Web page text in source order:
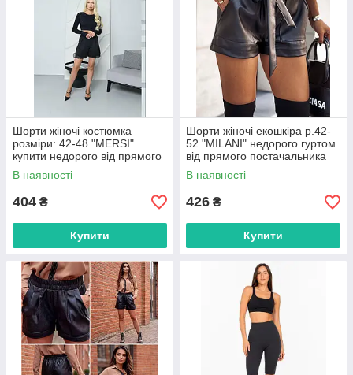
Шорти жіночі костюмка
розміри: 42-48 "MERSI"
купити недорого від прямого
постачальника
В наявності
404 ₴
Купити
Шорти жіночі екошкіра р.42-
52 "MILANI" недорого гуртом
від прямого постачальника
В наявності
426 ₴
Купити